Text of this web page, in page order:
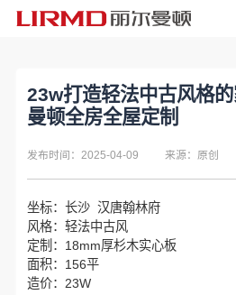
23w打造轻法中古风格
曼顿全房全屋定制
发布时间：2025-04-09 来源：原创
坐标：长沙 汉唐翰林府
风格：轻法中古风
定制：18mm厚杉木实心板
面积：156平
造价：23W